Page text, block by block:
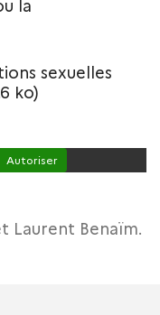
la
sexuelles
ko)
Autoriser
Laurent Benaïm.